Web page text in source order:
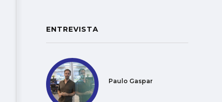
ENTREVISTA
Paulo Gaspar